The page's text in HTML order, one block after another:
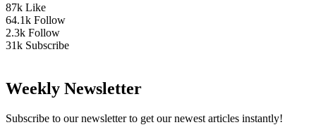
87k Like
64.1k Follow
2.3k Follow
31k Subscribe
Weekly Newsletter
Subscribe to our newsletter to get our newest articles instantly!